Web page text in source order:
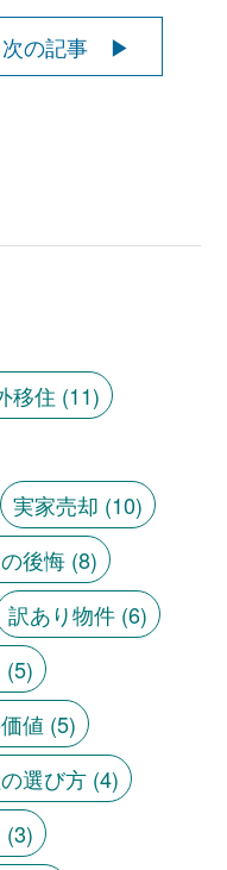
次の記事 ▶
移住 (11)
実家売却 (10)
後悔(8)
訳あり物件(6)
(5)
値 (5)
選び方(4)
(3)